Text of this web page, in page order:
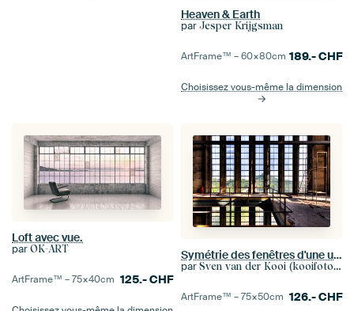
Heaven & Earth
par Jesper Krijgsman
ArtFrame™ –60×80cm 189.-CHF
Choisissez vous-même la dimension
Loft avec vue.
par OK-ART
ArtFrame™ –75×40cm 125.-CHF
Symétrie des fenêtres d'une usine délabrée
par Sven van der Kooi (kooifotografie)
ArtFrame™ –75×50cm 126.-CHF